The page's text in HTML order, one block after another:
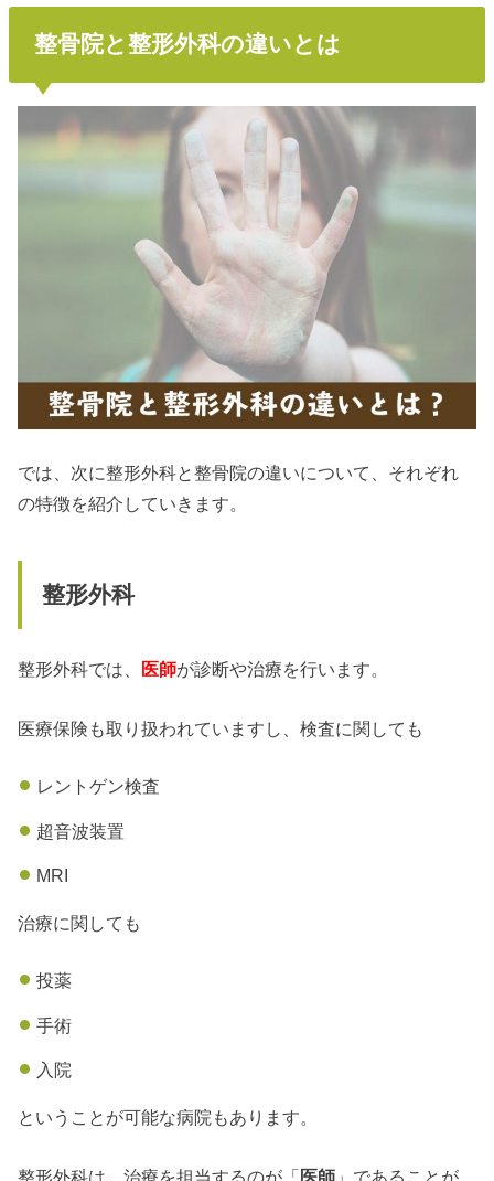
整骨院と整形外科の違いとは
では、次に整形外科と整骨院の違いについて、それぞれ
の特徴を紹介していきます。
整形外科
整形外科では、 医師が診断や治療を行います。
医療保険も取り扱われていますし、検査に関しても
レントゲン検査
超音波装置
MRI
治療に関しても
投薬
手術
入院
ということが可能な病院もあります。
整形外科は、治療を担当するのが「医師 」であることが